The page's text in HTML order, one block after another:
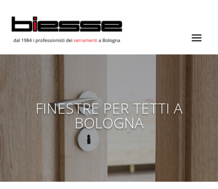
FINESTRE PER TETTI A
BOLOGNA